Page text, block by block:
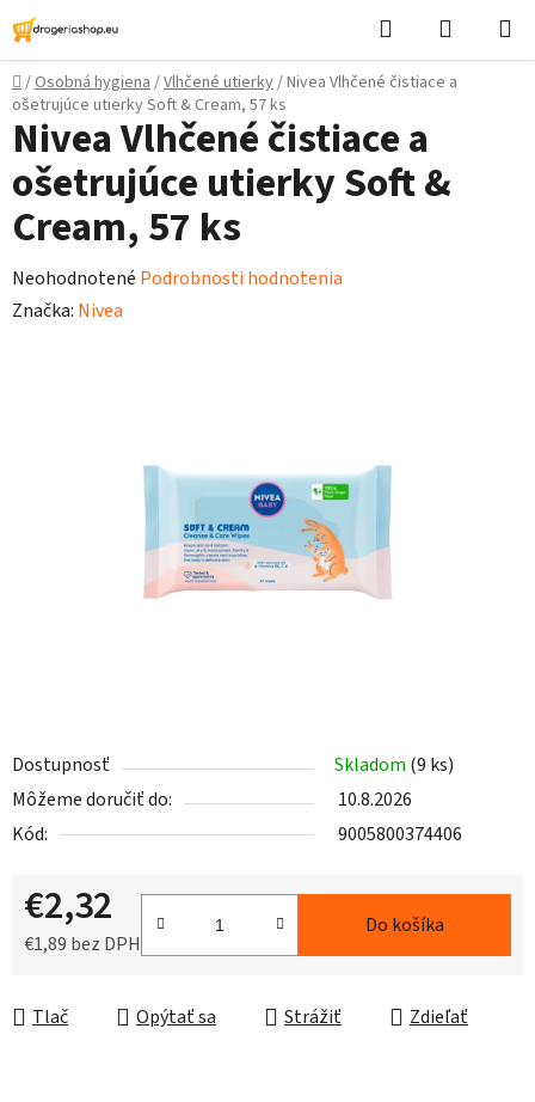
Prejsť
na
obsah
Hľadať
košík
Domov
/Osobná hygiena/Vlhčené utierky/Nivea Vlhčené čistiace a
ošetrujúce utierky Soft & Cream, 57 ks
Dostupnosť Skladom (9 ks)
Môžeme doručiť do:
10.8.2026
Kód:
9005800374406
€2,32
€1,89 bez DPH
Do košíka
Tlač Opýtať sa Strážiť Zdieľať
Nivea Vlhčené čistiace a
ošetrujúce utierky Soft &
Cream, 57 ks
Priemerné
hodnotenie
Neohodnotené Podrobnosti hodnotenia
Značka: Nivea